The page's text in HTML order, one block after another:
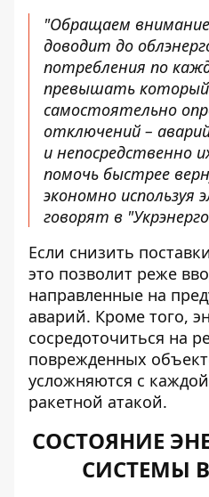
"Обращаем
доводит до
потребления по
превышать который
самостоятельно
отключений –
и непосредственно
помочь быстрее
экономно используя
говорят в
Если снизить
это позволит реже
направленные на
аварий. Кроме того,
сосредоточиться на
поврежденных
усложняются с
ракетной атакой.
СОСТОЯНИЕ
СИСТЕМЫ